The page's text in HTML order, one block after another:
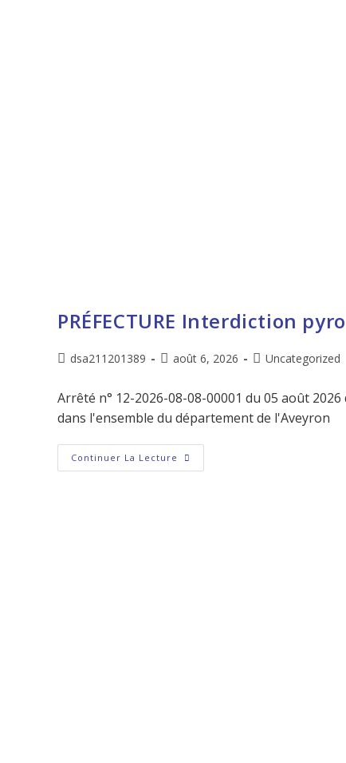
PRÉFECTURE Interdiction
dsa211201389 août 6, 2026 Uncategorized
Arrêté n° 12-2026-08-08-00001 du 05 août
dans l'ensemble du département de l'Aveyron
Continuer La Lecture